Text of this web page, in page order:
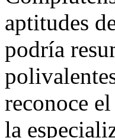
aptitudes
podría
reconoce
la